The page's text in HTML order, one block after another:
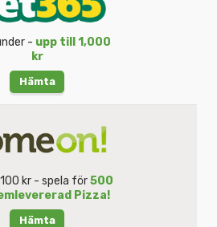
- upp till 1,000
kr
Hämta
kr - spela för500
Pizza!
Hämta